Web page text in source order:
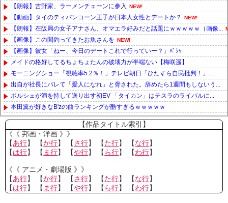
【朗報】吉野家、ラーメンチェーンに参入 NEW!
【動画】タイのティパンコーン王子が日本人女性とデートか？ NEW!
【朗報】在阪局の女子アナさん、オマエラ好みだと話題にｗｗｗｗｗ（画像...
【画像】この間釣ってきたお魚さんを NEW!
【画像】彼女「ねー、今日のデートこれで行っていー？」ﾊﾟｼｬ
メイドの格好してるちょちょたんの破壊力が半端ない【梅咲遥】
モーニングショー「視聴率5.2％！」テレビ朝日「ひたすら自民批判！」...
出自が社長にバレて「愛人になれ」と脅された。辞めたら1週間もしないう...
ポルシェが満を持して送り出す初EV 「タイカン」はテスラのライバルに...
本田翼が好きなB'zの曲ランキングが酷すぎるｗｗｗｗｗ
Powered by livedoor 相互RSS
【作品タイトル索引】
《《 邦画・洋画 》》
【あ行】 【か行】 【さ行】 【た行】 【な行】
【は行】 【 ま行】 【や行】 【 ら行】 【わ行】
《《 アニメ・劇場版 》》
【あ行】 【か行】 【さ行】 【た行】 【な行】
【は行】 【 ま行】 【や行】 【 ら行】 【わ行】